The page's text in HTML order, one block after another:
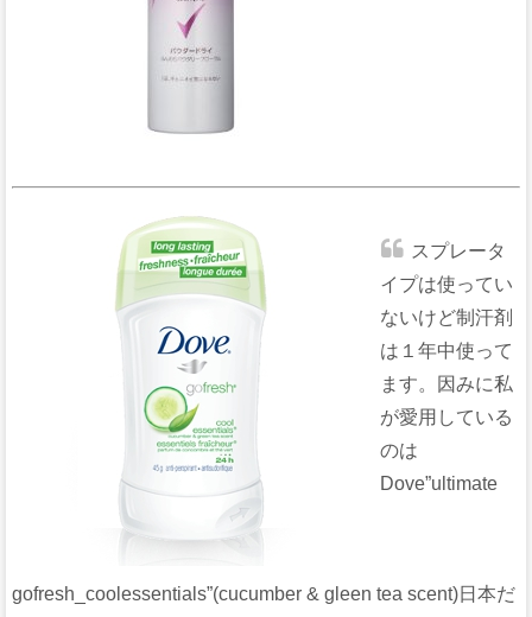
スプレータ
イプは使ってい
ないけど制汗剤
は１年中使って
ます。因みに私
が愛用している
のは
Dove”ultimate
gofresh_coolessentials”(cucumber & gleen tea scent)日本だ